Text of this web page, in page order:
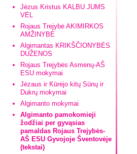
Jėzus Kristus KALBU JUMS
VĖL
Rojaus Trejybė AKIMIRKOS
AMŽINYBĖ
Algimantas KRIKŠČIONYBĖS
DUŽENOS
Rojaus Trejybės Asmenų-AŠ
ESU mokymai
Jėzaus ir Kūrėjo kitų Sūnų ir
Dukrų mokymai
Algimanto mokymai
Algimanto pamokomieji
žodžiai per gyvąsias
pamaldas Rojaus Trejybės-
AŠ ESU Gyvojoje Šventovėje
(tekstai)